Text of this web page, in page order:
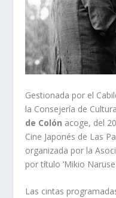
Gestionada por el
la Consejería de
de Colón acoge, del
Cine Japonés de Las
organizada por la
por título ‘Mikio
Las cintas